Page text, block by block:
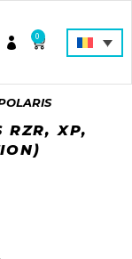
0
RZR, XP,